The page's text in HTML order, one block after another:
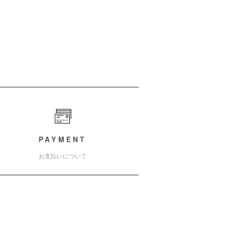
PAYMENT
お支払いについて